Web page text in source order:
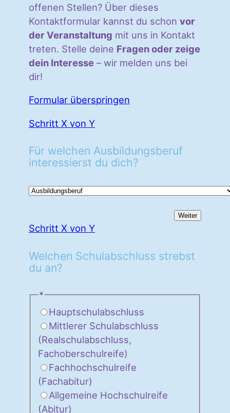
offenen Stellen? Über dieses
Kontaktformular kannst du schon vor
der Veranstaltung mit uns in Kontakt
treten. Stelle deine Fragen oder zeige
dein Interesse – wir melden uns bei
dir!
Formular überspringen
Schritt X von Y
Für welchen Ausbildungsberuf
interessierst du dich?
Weiter
Schritt X von Y
Welchen Schulabschluss strebst
du an?
*
Hauptschulabschluss
Mittlerer Schulabschluss
(Realschulabschluss,
Fachoberschulreife)
Fachhochschulreife
(Fachabitur)
Allgemeine Hochschulreife
(Abitur)